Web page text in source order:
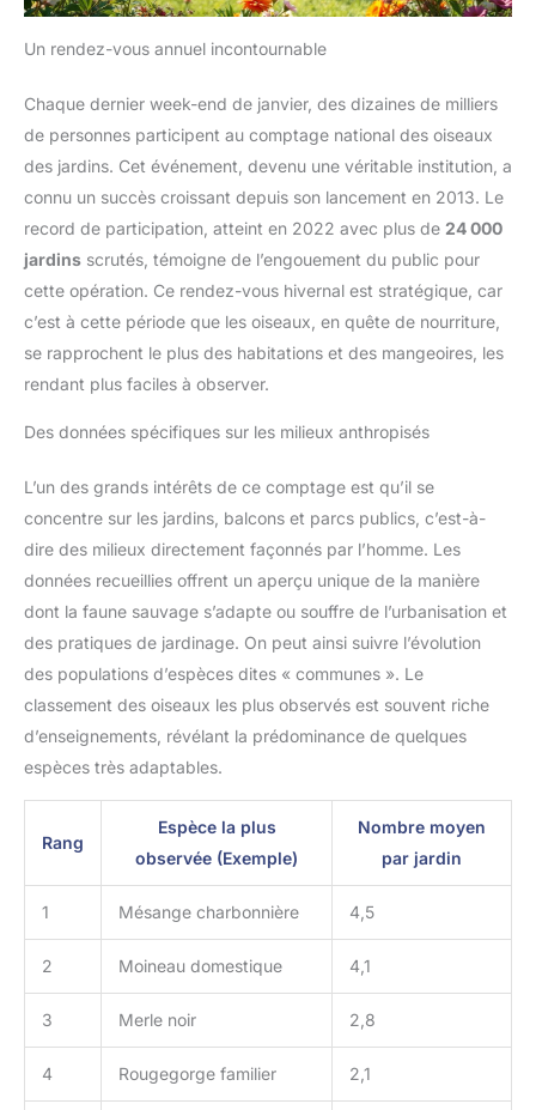
Un rendez-vous annuel incontournable
Chaque dernier week-end de janvier, des dizaines de milliers
de personnes participent au comptage national des oiseaux
des jardins. Cet événement, devenu une véritable institution, a
connu un succès croissant depuis son lancement en 2013. Le
record de participation, atteint en 2022 avec plus de 24 000
jardins scrutés, témoigne de l’engouement du public pour
cette opération. Ce rendez-vous hivernal est stratégique, car
c’est à cette période que les oiseaux, en quête de nourriture,
se rapprochent le plus des habitations et des mangeoires, les
rendant plus faciles à observer.
Des données spécifiques sur les milieux anthropisés
L’un des grands intérêts de ce comptage est qu’il se
concentre sur les jardins, balcons et parcs publics, c’est-à-
dire des milieux directement façonnés par l’homme. Les
données recueillies offrent un aperçu unique de la manière
dont la faune sauvage s’adapte ou souffre de l’urbanisation et
des pratiques de jardinage. On peut ainsi suivre l’évolution
des populations d’espèces dites « communes ». Le
classement des oiseaux les plus observés est souvent riche
d’enseignements, révélant la prédominance de quelques
espèces très adaptables.
Rang
Espèce la plus
observée (Exemple)
Nombre moyen
par jardin
1 Mésange charbonnière 4,5
2 Moineau domestique 4,1
3 Merle noir 2,8
4 Rougegorge familier 2,1